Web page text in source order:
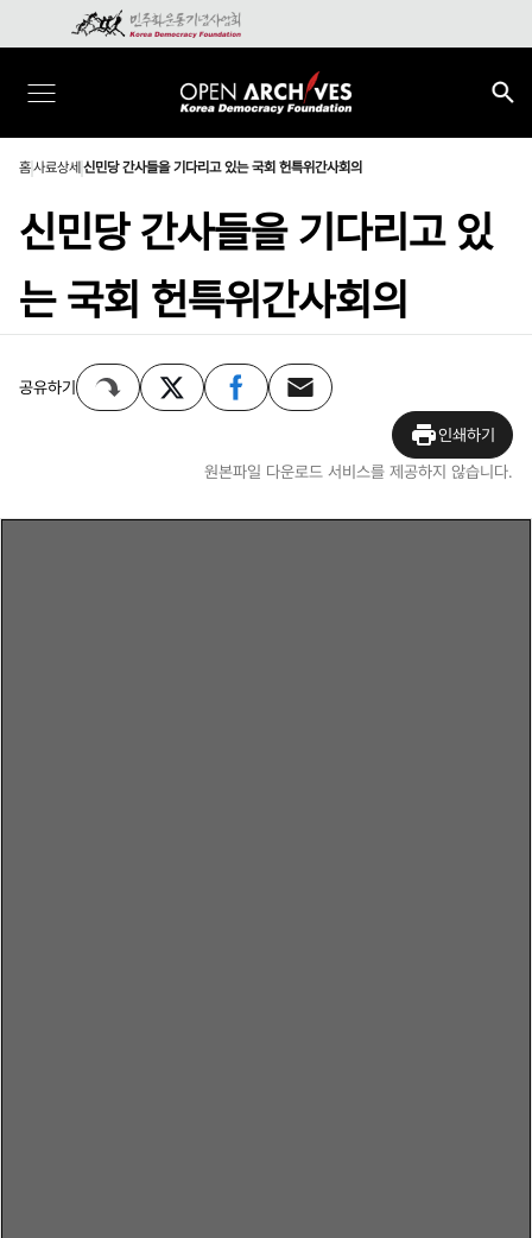
홈사료상세 신민당 간사들을 기다리고 있는 국회 헌특위간사회의
신민당 간사들을 기다리고 있
는 국회 헌특위간사회의
공유하기
인쇄하기
원본파일 다운로드 서비스를 제공하지 않습니다.